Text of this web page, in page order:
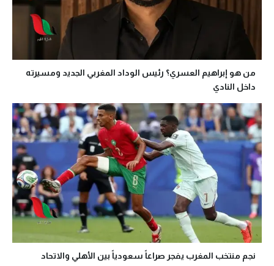
من هو إبراهيم العسري؟ رئيس الوداد المغربي الجديد ومسيرته
داخل النادي
نجم منتخب المغرب يفجر صراعاً سعودياً بين الأهلي والاتحاد